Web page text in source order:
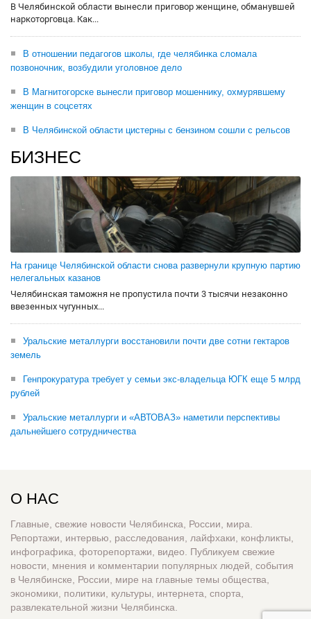
В Челябинской области вынесли приговор женщине, обманувшей
наркоторговца. Как...
В отношении педагогов школы, где челябинка сломала
позвоночник, возбудили уголовное дело
В Магнитогорске вынесли приговор мошеннику, охмурявшему
женщин в соцсетях
В Челябинской области цистерны с бензином сошли с рельсов
БИЗНЕС
На границе Челябинской области снова развернули крупную партию
нелегальных казанов
Челябинская таможня не пропустила почти 3 тысячи незаконно
ввезенных чугунных...
Уральские металлурги восстановили почти две сотни гектаров
земель
Генпрокуратура требует у семьи экс-владельца ЮГК еще 5 млрд
рублей
Уральские металлурги и «АВТОВАЗ» наметили перспективы
дальнейшего сотрудничества
О НАС
Главные, свежие новости Челябинска, России, мира.
Репортажи, интервью, расследования, лайфхаки, конфликты,
инфографика, фоторепортажи, видео. Публикуем свежие
новости, мнения и комментарии популярных людей, события
в Челябинске, России, мире на главные темы общества,
экономики, политики, культуры, интернета, спорта,
развлекательной жизни Челябинска.